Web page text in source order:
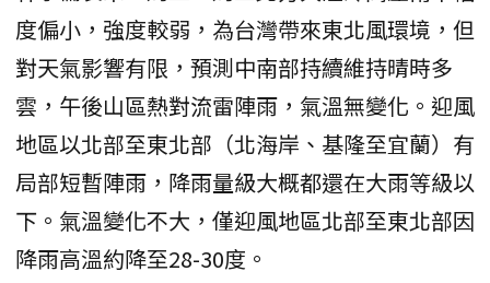
度偏小，強度較弱，為台灣帶來東北風環境，但
對天氣影響有限，預測中南部持續維持晴時多
雲，午後山區熱對流雷陣雨，氣溫無變化。迎風
地區以北部至東北部（北海岸、基隆至宜蘭）有
局部短暫陣雨，降雨量級大概都還在大雨等級以
下。氣溫變化不大，僅迎風地區北部至東北部因
降雨高溫約降至28-30度。